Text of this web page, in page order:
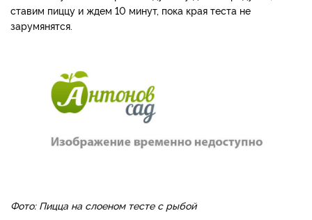
ставим пиццу и ждем 10 минут, пока края теста не
зарумянятся.
Фото: Пицца на слоеном тесте с рыбой